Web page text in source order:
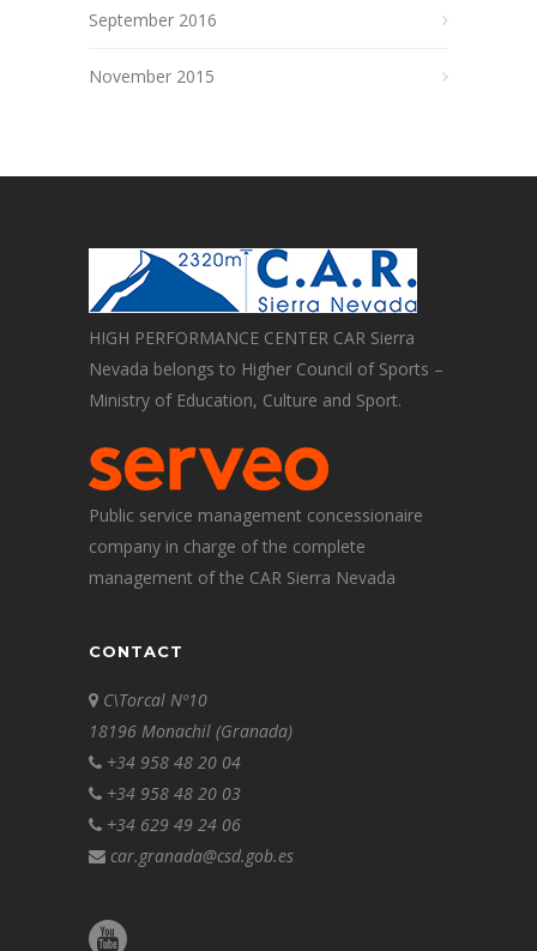
September 2016
November 2015
HIGH PERFORMANCE CENTER CAR Sierra
Nevada belongs to Higher Council of Sports –
Ministry of Education, Culture and Sport.
Public service management concessionaire
company in charge of the complete
management of the CAR Sierra Nevada
CONTACT
C\Torcal Nº10
18196 Monachil (Granada)
+34 958 48 20 04
+34 958 48 20 03
+34 629 49 24 06
car.granada@csd.gob.es